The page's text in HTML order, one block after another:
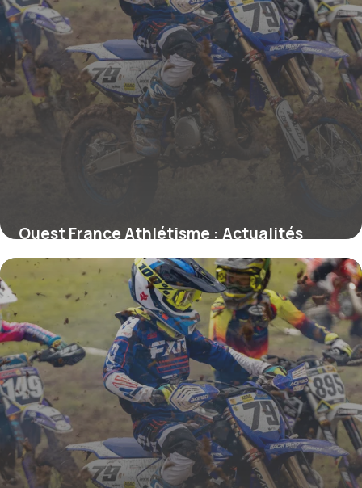
Ouest France Athlétisme : Actualités
Sport 2026